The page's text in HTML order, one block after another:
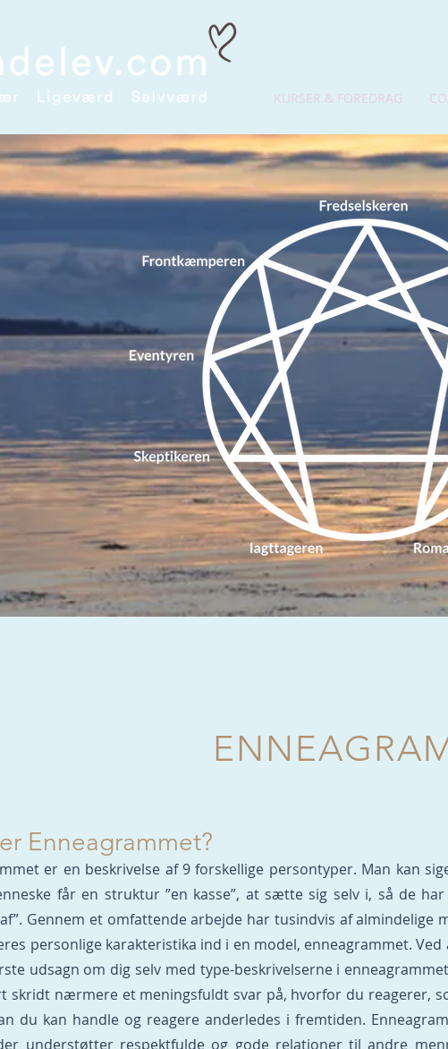
KURSER & FOREDRAG
Enneagrammet?
er en beskrivelse af 9 forskellige persontyper. Man kan
får en struktur ”en kasse”, at sætte sig selv i, så de
Gennem et omfattende arbejde har tusindvis af almindelige
personlige karakteristika ind i en model, enneagrammet. Ved
udsagn om dig selv med type-beskrivelserne i
skridt nærmere et meningsfuldt svar på, hvorfor du reagerer,
du kan handle og reagere anderledes i fremtiden.
understøtter respektfulde og gode relationer til andre